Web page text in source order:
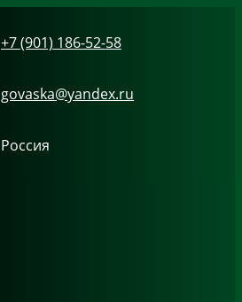
+7 (901) 186-52-58
govaska@yandex.ru
Россия